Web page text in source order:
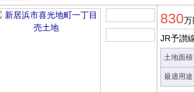
地
830万
JR予讃
土地面積
最適用途